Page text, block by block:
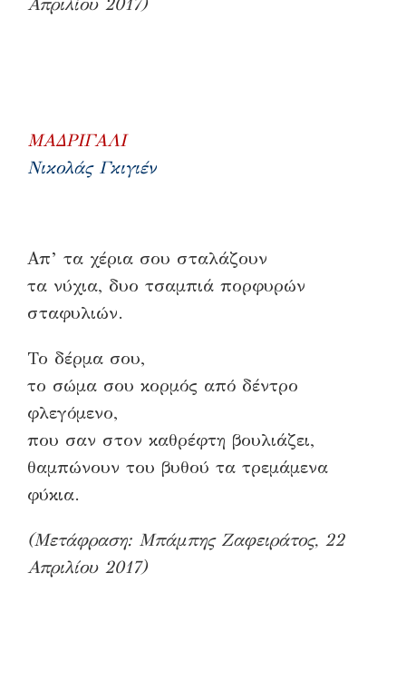
ΜΑΔΡΙΓΑΛΙ
Νικολάς Γκιγιέν
Απ’ τα χέρια σου σταλάζουν
τα νύχια, δυο τσαμπιά πορφυρών
σταφυλιών.
Το δέρμα σου,
το σώμα σου κορμός από δέντρο
φλεγόμενο,
που σαν στον καθρέφτη βουλιάζει,
θαμπώνουν του βυθού τα τρεμάμενα
φύκια.
(Μετάφραση: Μπάμπης Ζαφειράτος, 22
Απριλίου 2017)